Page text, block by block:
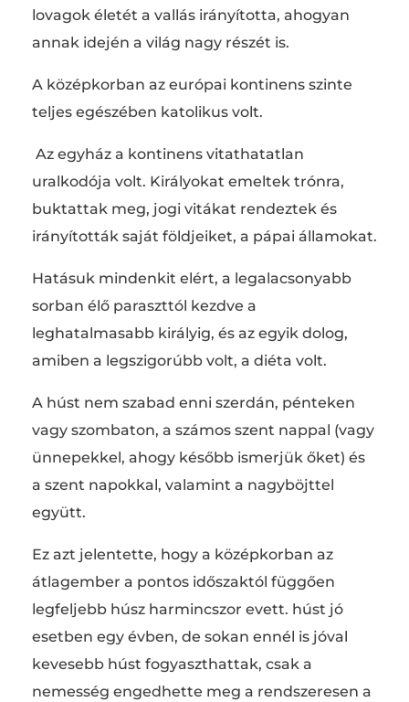
lovagok életét a vallás irányította, ahogyan
annak idején a világ nagy részét is.
A középkorban az európai kontinens szinte
teljes egészében katolikus volt.
Az egyház a kontinens vitathatatlan
uralkodója volt. Királyokat emeltek trónra,
buktattak meg, jogi vitákat rendeztek és
irányították saját földjeiket, a pápai államokat.
Hatásuk mindenkit elért, a legalacsonyabb
sorban élő paraszttól kezdve a
leghatalmasabb királyig, és az egyik dolog,
amiben a legszigorúbb volt, a diéta volt.
A húst nem szabad enni szerdán, pénteken
vagy szombaton, a számos szent nappal (vagy
ünnepekkel, ahogy később ismerjük őket) és
a szent napokkal, valamint a nagyböjttel
együtt.
Ez azt jelentette, hogy a középkorban az
átlagember a pontos időszaktól függően
legfeljebb húsz harmincszor evett. húst jó
esetben egy évben, de sokan ennél is jóval
kevesebb húst fogyaszthattak, csak a
nemesség engedhette meg a rendszeresen a